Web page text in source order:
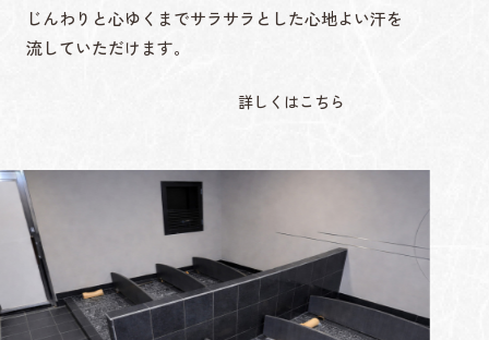
じんわりと心ゆくまでサラサラとした心地よい汗を
流していただけます。
詳しくはこちら